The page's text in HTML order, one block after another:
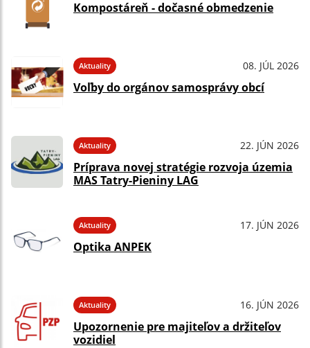
Kompostáreň - dočasné obmedzenie
Aktuality 08. JÚL 2026
Voľby do orgánov samosprávy obcí
Aktuality 22. JÚN 2026
Príprava novej stratégie rozvoja územia
MAS Tatry-Pieniny LAG
Aktuality 17. JÚN 2026
Optika ANPEK
Aktuality 16. JÚN 2026
Upozornenie pre majiteľov a držiteľov
vozidiel